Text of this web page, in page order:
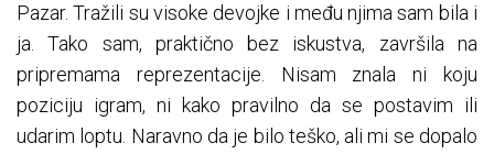
Pazar. Tražili su visoke devojke i među njima sam bila i
ja. Tako sam, praktično bez iskustva, završila na
pripremama reprezentacije. Nisam znala ni koju
poziciju igram, ni kako pravilno da se postavim ili
udarim loptu. Naravno da je bilo teško, ali mi se dopalo